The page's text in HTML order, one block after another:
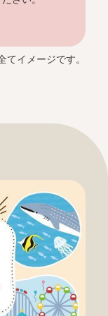
イメージです。